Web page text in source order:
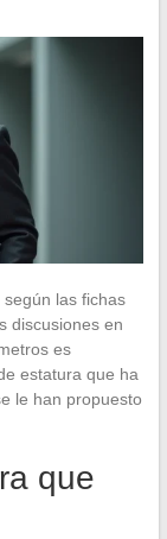
según las fichas
discusiones en
es
estatura que ha
le han propuesto
que